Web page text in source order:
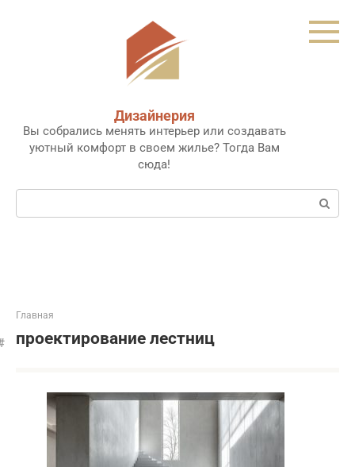
Дизайнерия
Вы собрались менять интерьер или создавать
уютный комфорт в своем жилье? Тогда Вам
сюда!
Поиск:
Главная
проектирование лестниц